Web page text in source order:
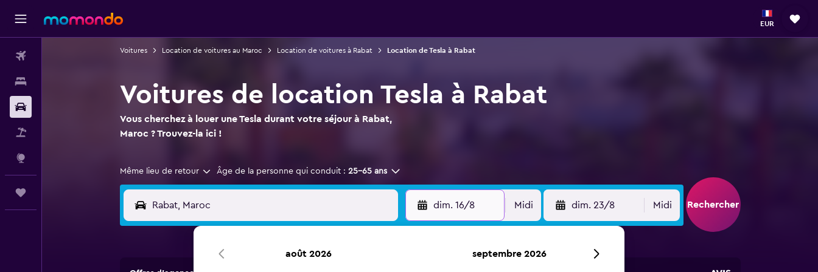
EUR
Voitures Location de voitures au Maroc Location de voitures à Rabat Location de Tesla à Rabat
Voitures de location Tesla à Rabat
Vous cherchez à louer une Tesla durant votre séjour à Rabat,
Maroc ? Trouvez-la ici !
Même lieu de retour Âge de la personne qui conduit : 25-65 ans
dim. 16/8 Midi dim. 23/8 Midi Rechercher
août 2026 septembre 2026